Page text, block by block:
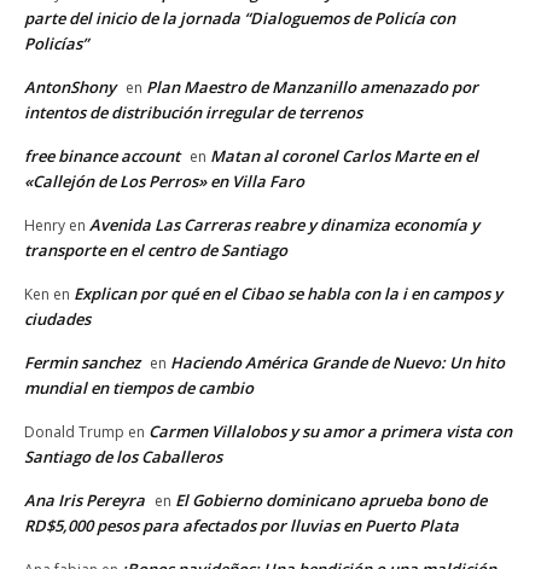
parte del inicio de la jornada “Dialoguemos de Policía con
Policías”
AntonShony en Plan Maestro de Manzanillo amenazado por
intentos de distribución irregular de terrenos
free binance account en Matan al coronel Carlos Marte en el
«Callejón de Los Perros» en Villa Faro
Henry en Avenida Las Carreras reabre y dinamiza economía y
transporte en el centro de Santiago
Ken en Explican por qué en el Cibao se habla con la i en campos y
ciudades
Fermin sanchez en Haciendo América Grande de Nuevo: Un hito
mundial en tiempos de cambio
Donald Trump en Carmen Villalobos y su amor a primera vista con
Santiago de los Caballeros
Ana Iris Pereyra en El Gobierno dominicano aprueba bono de
RD$5,000 pesos para afectados por lluvias en Puerto Plata